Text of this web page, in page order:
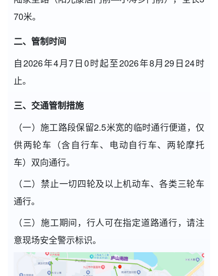
70米。
二、管制时间
自2026年4月7日0时起至2026年8月29日24时
止。
三、交通管制措施
（一）施工路段保留2.5米宽的临时通行便道，仅
供两轮车（含自行车、电动自行车、两轮摩托
车）双向通行。
（二）禁止一切四轮及以上机动车、各类三轮车
通行。
（三）施工期间，行人可在指定道路通行，请注
意现场安全警示标识。